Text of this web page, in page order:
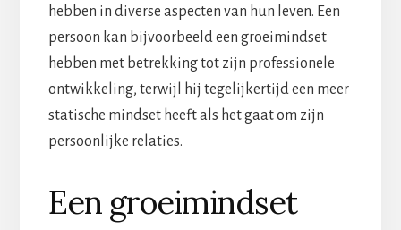
hebben in diverse aspecten van hun leven. Een
persoon kan bijvoorbeeld een groeimindset
hebben met betrekking tot zijn professionele
ontwikkeling, terwijl hij tegelijkertijd een meer
statische mindset heeft als het gaat om zijn
persoonlijke relaties.
Een groeimindset